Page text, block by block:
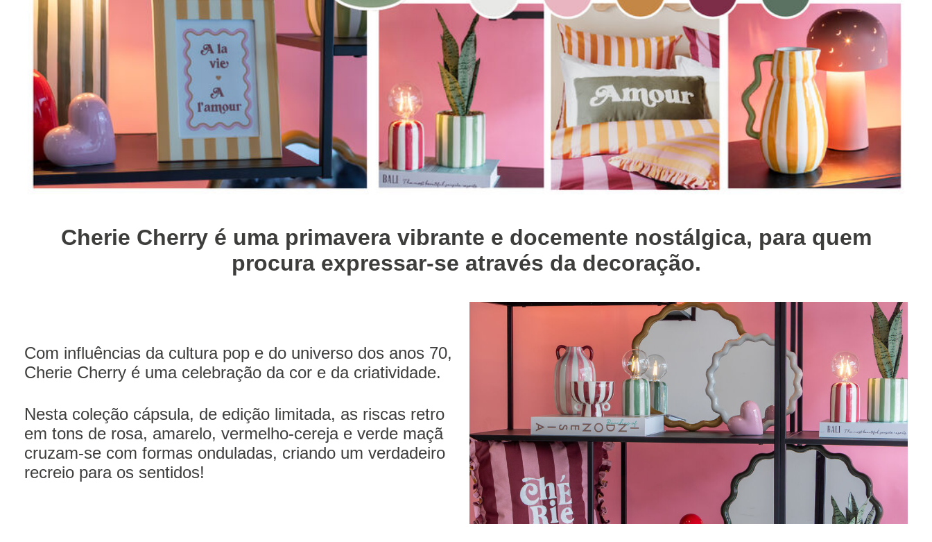
Cherie Cherry é uma primavera vibrante e docemente nostálgica, para quem
procura expressar-se através da decoração.
Com influências da cultura pop e do universo dos anos 70,
Cherie Cherry é uma celebração da cor e da criatividade.
Nesta coleção cápsula, de edição limitada, as riscas retro
em tons de rosa, amarelo, vermelho-cereja e verde maçã
cruzam-se com formas onduladas, criando um verdadeiro
recreio para os sentidos!